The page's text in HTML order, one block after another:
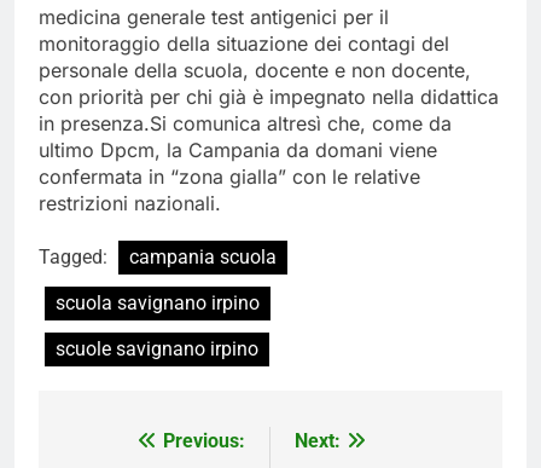
medicina generale test antigenici per il
monitoraggio della situazione dei contagi del
personale della scuola, docente e non docente,
con priorità per chi già è impegnato nella didattica
in presenza.Si comunica altresì​ che, come da
ultimo Dpcm, la Campania da domani viene
confermata in “zona gialla” con le relative
restrizioni nazionali.
Tagged:
campania scuola
scuola savignano irpino
scuole savignano irpino
NavigazionePrevious:
Next: